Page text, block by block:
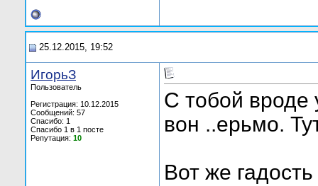
25.12.2015, 19:52
ИгорьЗ
Пользователь
Регистрация: 10.12.2015
Сообщений: 57
Спасибо: 1
Спасибо 1 в 1 посте
Репутация: 10
С тобой
вон ..ерьмо.
Вот же